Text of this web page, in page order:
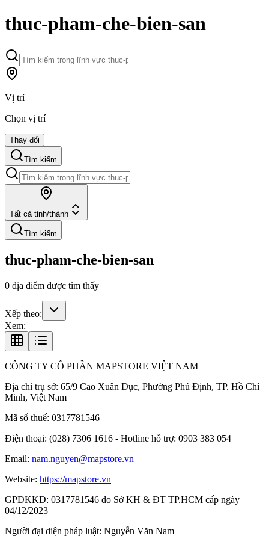
thuc-pham-che-bien-san
Vị trí
Chọn vị trí
Thay đổi
Tìm kiếm
Tất cả tỉnh/thành
Tìm kiếm
thuc-pham-che-bien-san
0 địa điểm được tìm thấy
Xếp theo:
Xem:
CÔNG TY CỔ PHẦN MAPSTORE VIỆT NAM
Địa chỉ trụ sở: 65/9 Cao Xuân Dục, Phường Phú Định, TP. Hồ Chí
Minh, Việt Nam
Mã số thuế: 0317781546
Điện thoại: (028) 7306 1616 - Hotline hỗ trợ: 0903 383 054
Email: nam.nguyen@mapstore.vn
Website: https://mapstore.vn
GPDKKD: 0317781546 do Sở KH & ĐT TP.HCM cấp ngày
04/12/2023
Người đại diện pháp luật: Nguyễn Văn Nam